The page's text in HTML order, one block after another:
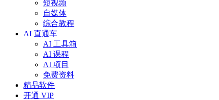
短视频
自媒体
综合教程
AI 直通车
AI 工具箱
AI 课程
AI 项目
免费资料
精品软件
开通 VIP